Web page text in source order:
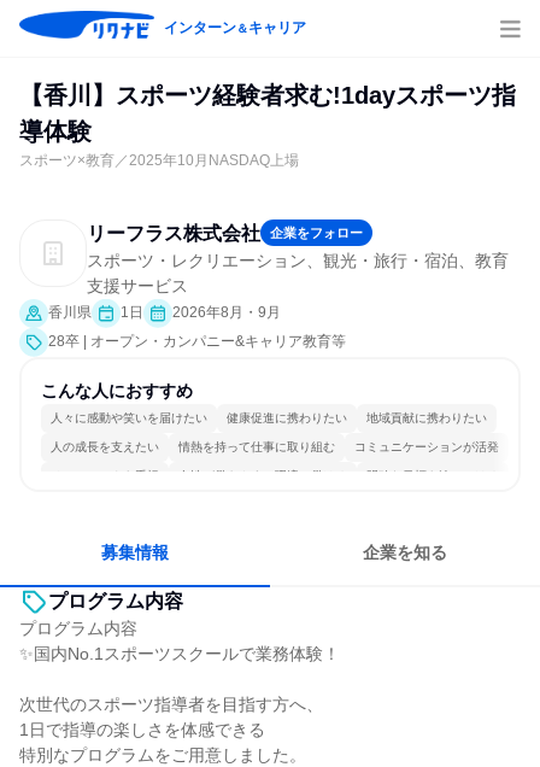
インターン＆キャリア
【香川】スポーツ経験者求む!1dayスポーツ指
導体験
スポーツ×教育／2025年10月NASDAQ上場
リーフラス株式会社 企業をフォロー
スポーツ・レクリエーション、観光・旅行・宿泊、教育
支援サービス
香川県 1日
2026年8月・9月
28卒 | オープン・カンパニー&キャリア教育等
こんな人におすすめ
人々に感動や笑いを届けたい 健康促進に携わりたい 地域貢献に携わりたい
人の成長を支えたい 情熱を持って仕事に取り組む コミュニケーションが活発
チームワークを重視 女性が働きやすい環境で働ける 明確な目標を追いかける
募集情報 企業を知る
プログラム内容
プログラム内容
✨国内No.1スポーツスクールで業務体験！
次世代のスポーツ指導者を目指す方へ、
1日で指導の楽しさを体感できる
特別なプログラムをご用意しました。